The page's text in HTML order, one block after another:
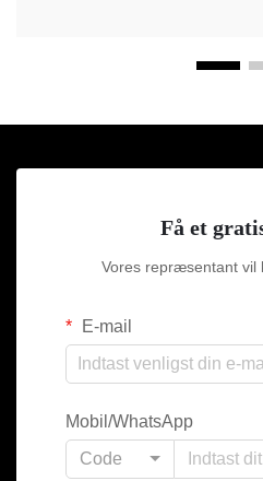
Få et
Vores repræsentant vil
E-mail
Mobil/WhatsApp
Code